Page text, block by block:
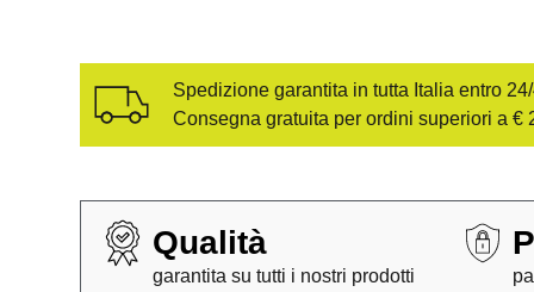
Spedizione garantita in tutta Italia entro
Consegna gratuita per ordini superiori a €
Qualità
garantita su tutti i nostri prodotti